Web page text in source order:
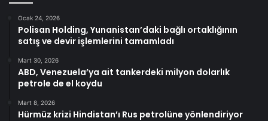
Ocak 24, 2026
Polisan Holding, Yunanistan’daki bağlı ortaklığının
satış ve devir işlemlerini tamamladı
Mart 30, 2026
ABD, Venezuela’ya ait tankerdeki milyon dolarlık
petrole de el koydu
Mart 8, 2026
Hürmüz krizi Hindistan’ı Rus petrolüne yönlendiriyor